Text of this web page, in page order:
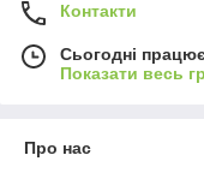
Контакти
Сьогодні
Показати весь
Про нас